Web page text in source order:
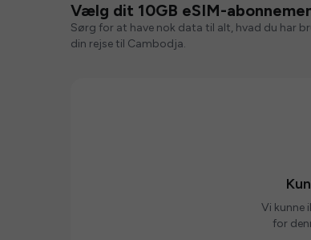
Vælg dit 10GB eSIM-
Sørg for at have nok data til alt, hvad du har
din rejse til Cambodja.
Vi kunne
for